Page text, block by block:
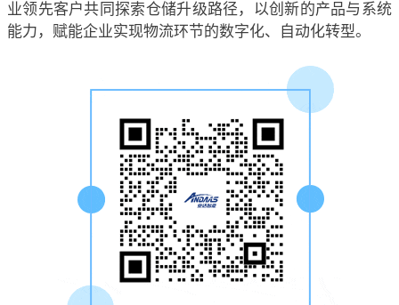
业领先客户共同探索仓储升级路径，以创新的产品与系统
能力，赋能企业实现物流环节的数字化、自动化转型。